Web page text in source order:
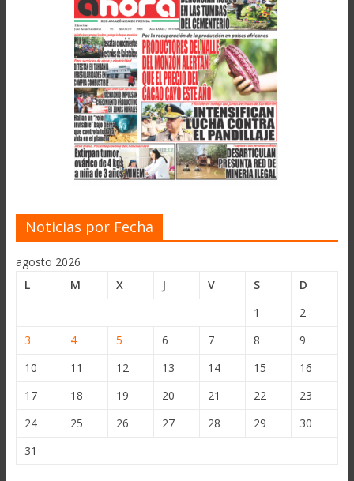
Noticias por Fecha
agosto 2026
L
M X J V S
D
1
2
3
4 5 6 7 8
9
10
11 12 13 14 15
16
17
18 19 20 21 22
23
24
25 26 27 28 29
30
31